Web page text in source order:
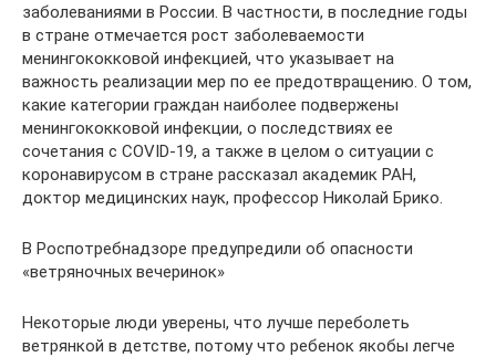
заболеваниями в России. В частности, в последние годы
в стране отмечается рост заболеваемости
менингококковой инфекцией, что указывает на
важность реализации мер по ее предотвращению. О том,
какие категории граждан наиболее подвержены
менингококковой инфекции, о последствиях ее
сочетания с COVID-19, а также в целом о ситуации с
коронавирусом в стране рассказал академик РАН,
доктор медицинских наук, профессор Николай Брико.
В Роспотребнадзоре предупредили об опасности
«ветряночных вечеринок»
Некоторые люди уверены, что лучше переболеть
ветрянкой в детстве, потому что ребенок якобы легче